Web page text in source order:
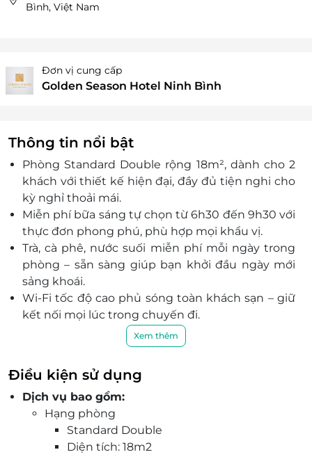
Bình, Việt Nam
Đơn vị cung cấp
Golden Season Hotel Ninh Bình
Thông tin nổi bật
Phòng Standard Double rộng 18m², dành cho 2
khách với thiết kế hiện đại, đầy đủ tiện nghi cho
kỳ nghỉ thoải mái.
Miễn phí bữa sáng tự chọn từ 6h30 đến 9h30 với
thực đơn phong phú, phù hợp mọi khẩu vị.
Trà, cà phê, nước suối miễn phí mỗi ngày trong
phòng – sẵn sàng giúp bạn khởi đầu ngày mới
sảng khoái.
Wi-Fi tốc độ cao phủ sóng toàn khách sạn – giữ
kết nối mọi lúc trong chuyến đi.
Không gian khách sạn hiện đại, ấm cúng với tiêu
chuẩn 3 sao quốc tế, phong cách phục vụ
chuyên nghiệp.
Gần nhiều điểm du lịch nổi tiếng như
Hang Múa, Cố đô Hoa Lư, Tam Cốc – Bích Động.
Ưu đãi độc quyền trên LifeLink – đặt ngay để tận
hưởng kỳ nghỉ trọn vẹn với mức giá dễ tiếp cận.
Xem thêm
Điều kiện sử dụng
Dịch vụ bao gồm:
Hạng phòng
Standard Double
Diện tích: 18m2